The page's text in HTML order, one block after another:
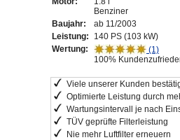
Benziner
Baujahr:
ab 11/2003
Leistung:
140 PS (103 kW)
Wertung:
(1)
100%
Viele unserer Kunden
Optimierte Leistung durch
Wartungsintervall je nach
TÜV geprüfte Filterleistung
Nie mehr Luftfilter erneuern